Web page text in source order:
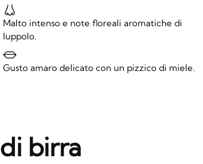
Malto intenso e note floreali aromatiche di
luppolo.
Gusto amaro delicato con un pizzico di miele.
birra